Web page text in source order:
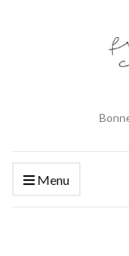
Menu